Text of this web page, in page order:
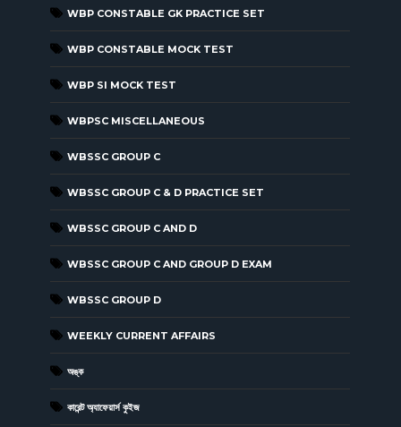
WBP CONSTABLE GK PRACTICE SET
WBP CONSTABLE MOCK TEST
WBP SI MOCK TEST
WBPSC MISCELLANEOUS
WBSSC GROUP C
WBSSC GROUP C & D PRACTICE SET
WBSSC GROUP C AND D
WBSSC GROUP C AND GROUP D EXAM
WBSSC GROUP D
WEEKLY CURRENT AFFAIRS
অঙ্ক
কারেন্ট অ্যাফেয়ার্স কুইজ